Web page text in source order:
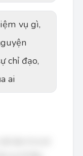
vụ gì,
chỉ đạo,
ai